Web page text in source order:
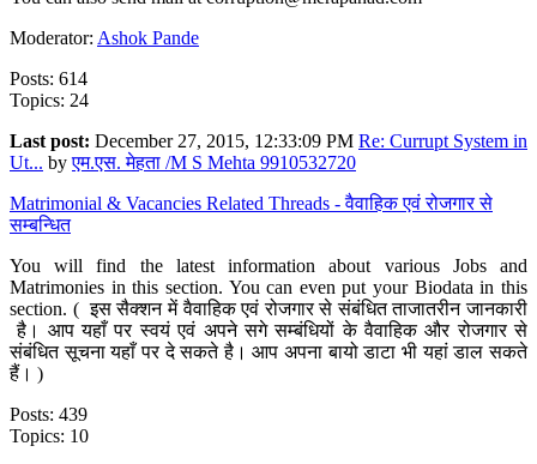
Moderator: Ashok Pande
Posts: 614
Topics: 24
Last post: December 27, 2015, 12:33:09 PM Re: Currupt System in
Ut... byएम.एस. मेहता /M S Mehta 9910532720
Matrimonial & Vacancies Related Threads - वैवाहिक एवं रोजगार से
सम्बन्धित
You will find the latest information about various Jobs and
Matrimonies in this section. You can even put your Biodata in this
section. ( इस सैक्शन में वैवाहिक एवं रोजगार से संबंधित ताजातरीन जानकारी
है। आप यहाँ पर स्वयं एवं अपने सगे सम्बंधियों के वैवाहिक और रोजगार से
संबंधित सूचना यहाँ पर दे सकते है। आप अपना बायो डाटा भी यहां डाल सकते
हैं। )
Posts: 439
Topics: 10